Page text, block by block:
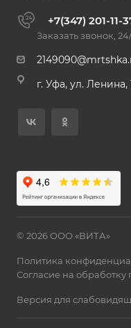
+7(347) 201-11-
Заказать звонок,
г. Уфа, ул. Ленина,
© 2026 ООО «ВИТА»
Политика
Согласие на
Версия для